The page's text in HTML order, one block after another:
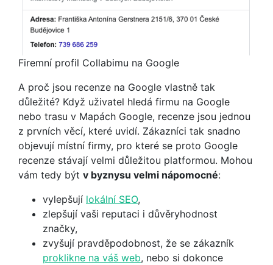
Firemní profil Collabimu na Google
A proč jsou recenze na Google vlastně tak
důležité? Když uživatel hledá firmu na Google
nebo trasu v Mapách Google, recenze jsou jednou
z prvních věcí, které uvidí. Zákazníci tak snadno
objevují místní firmy, pro které se proto Google
recenze stávají velmi důležitou platformou. Mohou
vám tedy být v byznysu velmi nápomocné:
vylepšují lokální SEO,
zlepšují vaši reputaci i důvěryhodnost
značky,
zvyšují pravděpodobnost, že se zákazník
proklikne na váš web, nebo si dokonce